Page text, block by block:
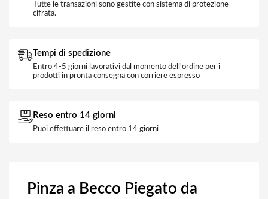
Tutte le transazioni sono gestite con sistema di protezione
cifrata.
Tempi di spedizione
Entro 4-5 giorni lavorativi dal momento dell'ordine per i
prodotti in pronta consegna con corriere espresso
Reso entro 14 giorni
Puoi effettuare il reso entro 14 giorni
Pinza a Becco Piegato da